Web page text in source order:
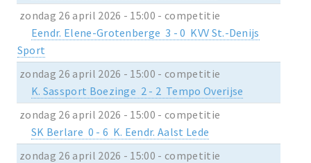
zondag 26 april 2026 - 15:00 - competitie
Eendr. Elene-Grotenberge 3 - 0 KVV St.-Denijs
Sport
zondag 26 april 2026 - 15:00 - competitie
K. Sassport Boezinge 2 - 2 Tempo Overijse
zondag 26 april 2026 - 15:00 - competitie
SK Berlare 0 - 6 K. Eendr. Aalst Lede
zondag 26 april 2026 - 15:00 - competitie